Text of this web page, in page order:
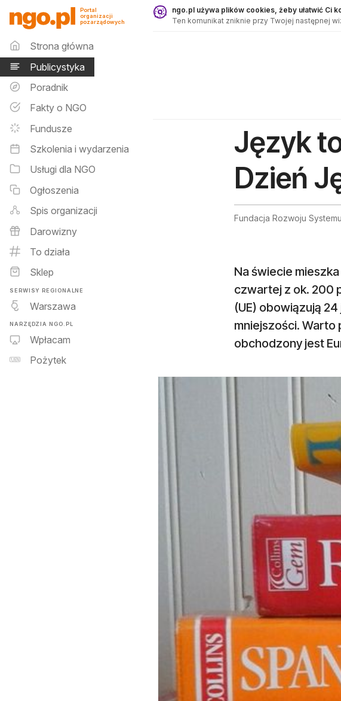
Publicystyka - ngo.pl
Portal
organizacji
pozarządowych
Menu główne
Strona główna
Publicystyka
Poradnik
Fakty o NGO
Fundusze
Szkolenia i wydarzenia
Usługi dla NGO
Ogłoszenia
Spis organizacji
Darowizny
To działa
Sklep
SERWISY REGIONALNE
Warszawa
NARZĘDZIA NGO.PL
Wpłacam
Pożytek
ngo.pl używa plików cookies, żeby ułatwić Ci
Ten komunikat zniknie przy Twojej następnej
Język
Dzień
Fundacja Rozwoju
Na świecie
czwartej z ok. 200
(UE) obowiązują
mniejszości. Warto
obchodzony jest